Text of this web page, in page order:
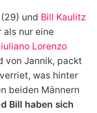
(29) und Bill Kaulitz
nur eine
Lorenzo
von Jannik, packt
was hinter
beiden Männern
Bill haben sich